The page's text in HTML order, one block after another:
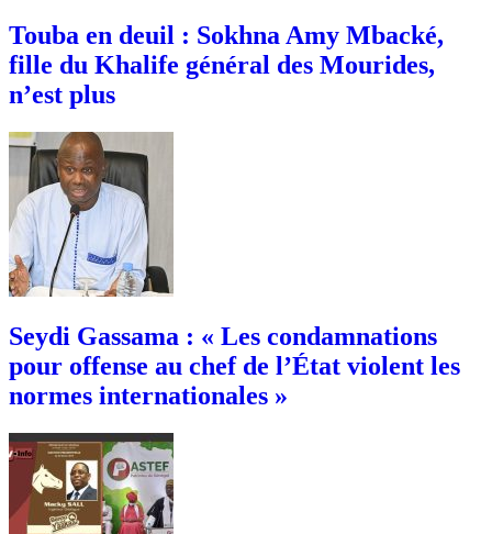
Touba en deuil : Sokhna Amy Mbacké,
fille du Khalife général des Mourides,
n’est plus
Seydi Gassama : « Les condamnations
pour offense au chef de l’État violent les
normes internationales »